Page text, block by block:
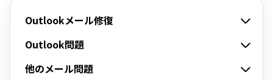
Outlookメール修復
Outlook問題
他のメール問題